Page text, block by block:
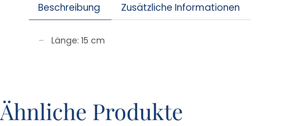
Beschreibung Zusätzliche Informationen
Länge: 15 cm
Ähnliche Produkte